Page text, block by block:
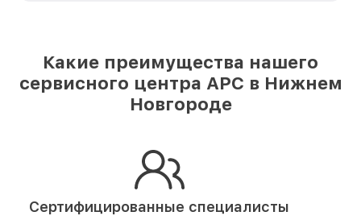
Какие преимущества нашего
сервисного центра APC в Нижнем
Новгороде
Сертифицированные специалисты